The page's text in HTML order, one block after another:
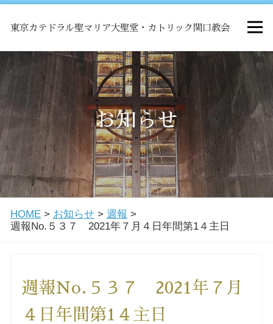
東京カテドラル聖マリア大聖堂・カトリック関口教会
HOME
ミサ
お知らせ
関口教会について
教会学校・中高生会
洗礼を希望される方
お知らせ
HOME> お知らせ> 週報 >
週報No.５３７ 2021年７月４日年間第1４主日
週報No.５３７ 2021年７月
４日年間第1４主日